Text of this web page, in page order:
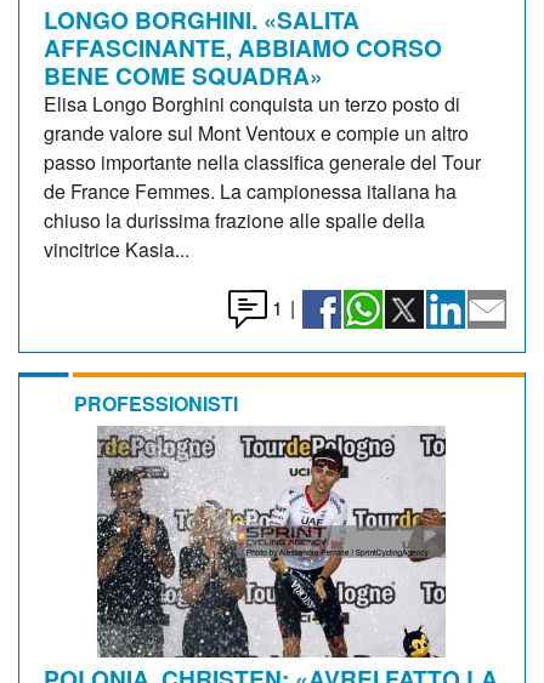
LONGO BORGHINI. «SALITA
AFFASCINANTE, ABBIAMO CORSO
BENE COME SQUADRA»
Elisa Longo Borghini conquista un terzo posto di
grande valore sul Mont Ventoux e compie un altro
passo importante nella classifica generale del Tour
de France Femmes. La campionessa italiana ha
chiuso la durissima frazione alle spalle della
vincitrice Kasia...
1 |
PROFESSIONISTI